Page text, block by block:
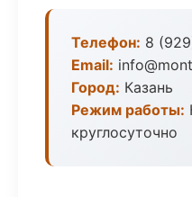
Телефон: 8
Email:
Город: Казань
Режим работы:
круглосуточно